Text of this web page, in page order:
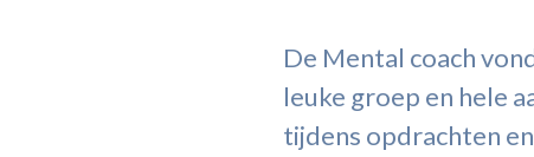
De Mental coach
leuke groep en hele
tijdens opdrachten